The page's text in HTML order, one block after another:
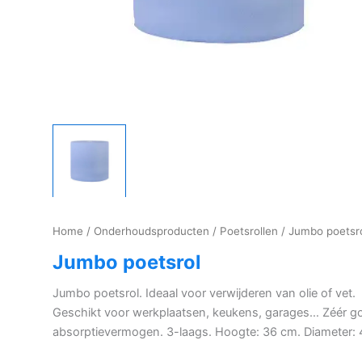
Home / Onderhoudsproducten / Poetsrollen / Jumbo
Jumbo poetsrol
Jumbo poetsrol. Ideaal voor verwijderen van olie of vet.
Geschikt voor werkplaatsen, keukens, garages… Zéér
absorptievermogen. 3-laags. Hoogte: 36 cm. Diameter: